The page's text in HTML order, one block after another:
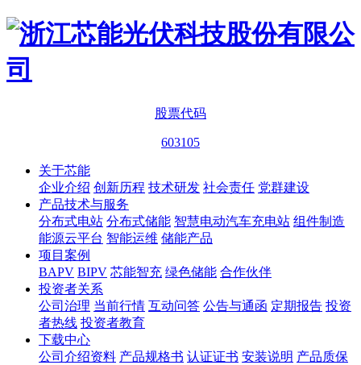
股票代码
603105
关于芯能
企业介绍 创新历程 技术研发 社会责任 党群建设
产品技术与服务
分布式电站 分布式储能 智慧电动汽车充电站 组件制造
能源云平台 智能运维 储能产品
项目案例
BAPV BIPV 芯能智充 绿色储能 合作伙伴
投资者关系
公司治理 当前行情 互动问答 公告与通函 定期报告 投资
者热线 投资者教育
下载中心
公司介绍资料 产品规格书 认证证书 安装说明 产品质保